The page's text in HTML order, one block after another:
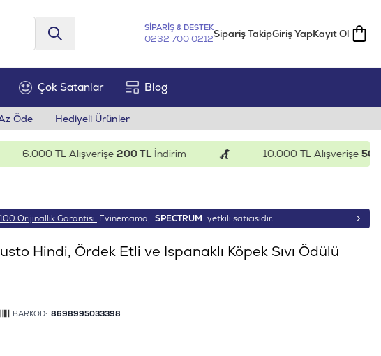
SİPARİŞ & DESTEK
0232 700 0212Sipariş TakipGiriş YapKayıt Ol
Çok Satanlar Blog
Öde Hediyeli Ürünler
6.000 TL Alışverişe200 TLİndirim 10.000 TL Alışverişe500 TL
Orijinallik Garantisi. Evinemama, SPECTRUM yetkili satıcısıdır.
Hindi, Ördek Etli ve Ispanaklı Köpek Sıvı Ödülü
BARKOD: 8698995033398